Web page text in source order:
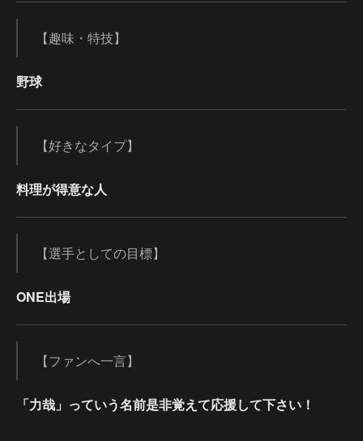
【趣味・特技】
野球
【好きなタイプ】
料理が得意な人
【選手としての目標】
ONE出場
【ファンへ一言】
「力哉」っていう名前是非覚えて応援して下さい！